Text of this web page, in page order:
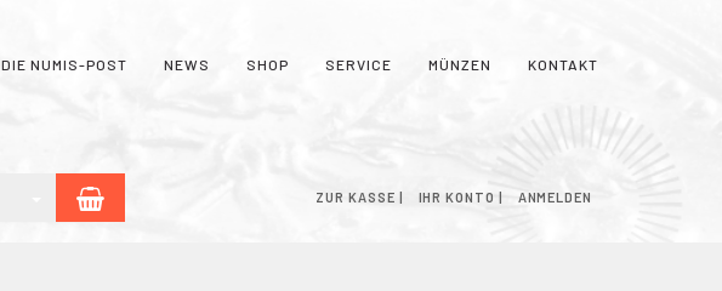
DIE NUMIS-POST NEWS SHOP SERVICE MÜNZEN KONTAKT
WARENKORB ZUR KASSE IHR KONTO ANMELDEN